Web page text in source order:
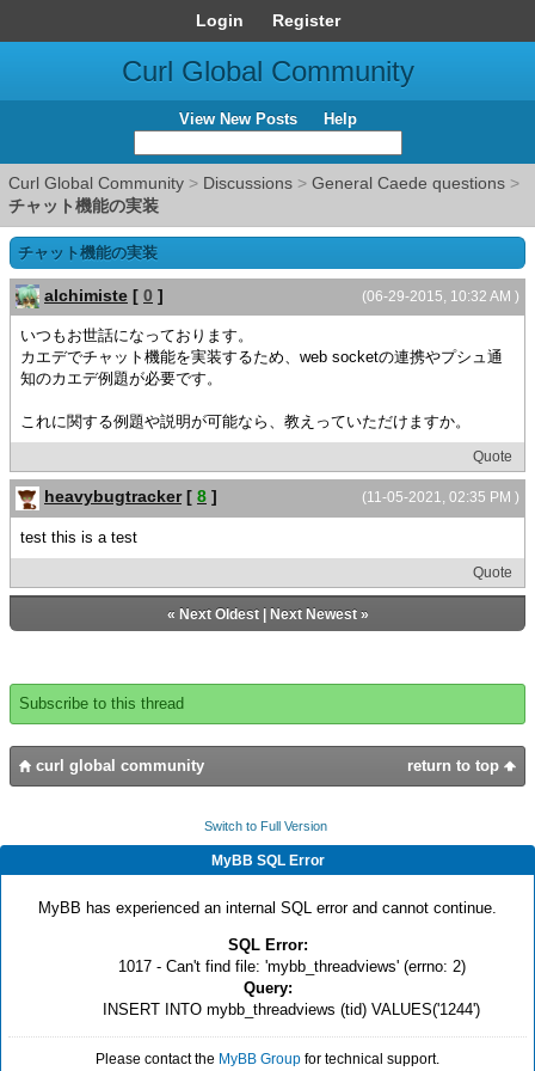
Login Register
Curl Global Community
View New Posts Help
Curl Global Community > Discussions > General Caede questions >
チャット機能の実装
チャット機能の実装
(06-29-2015, 10:32 AM )
alchimiste [ 0 ]
いつもお世話になっております。
カエデでチャット機能を実装するため、web socketの連携やプシュ通
知のカエデ例題が必要です。
これに関する例題や説明が可能なら、教えっていただけますか。
Quote
(11-05-2021, 02:35 PM )
heavybugtracker [ 8 ]
test this is a test
Quote
« Next Oldest| Next Newest»
Subscribe to this thread
return to top
curl global community
Switch to Full Version
MyBB SQL Error
MyBB has experienced an internal SQL error and cannot continue.
SQL Error:
1017 - Can't find file: 'mybb_threadviews' (errno: 2)
Query:
INSERT INTO mybb_threadviews (tid) VALUES('1244')
Please contact the MyBB Group for technical support.